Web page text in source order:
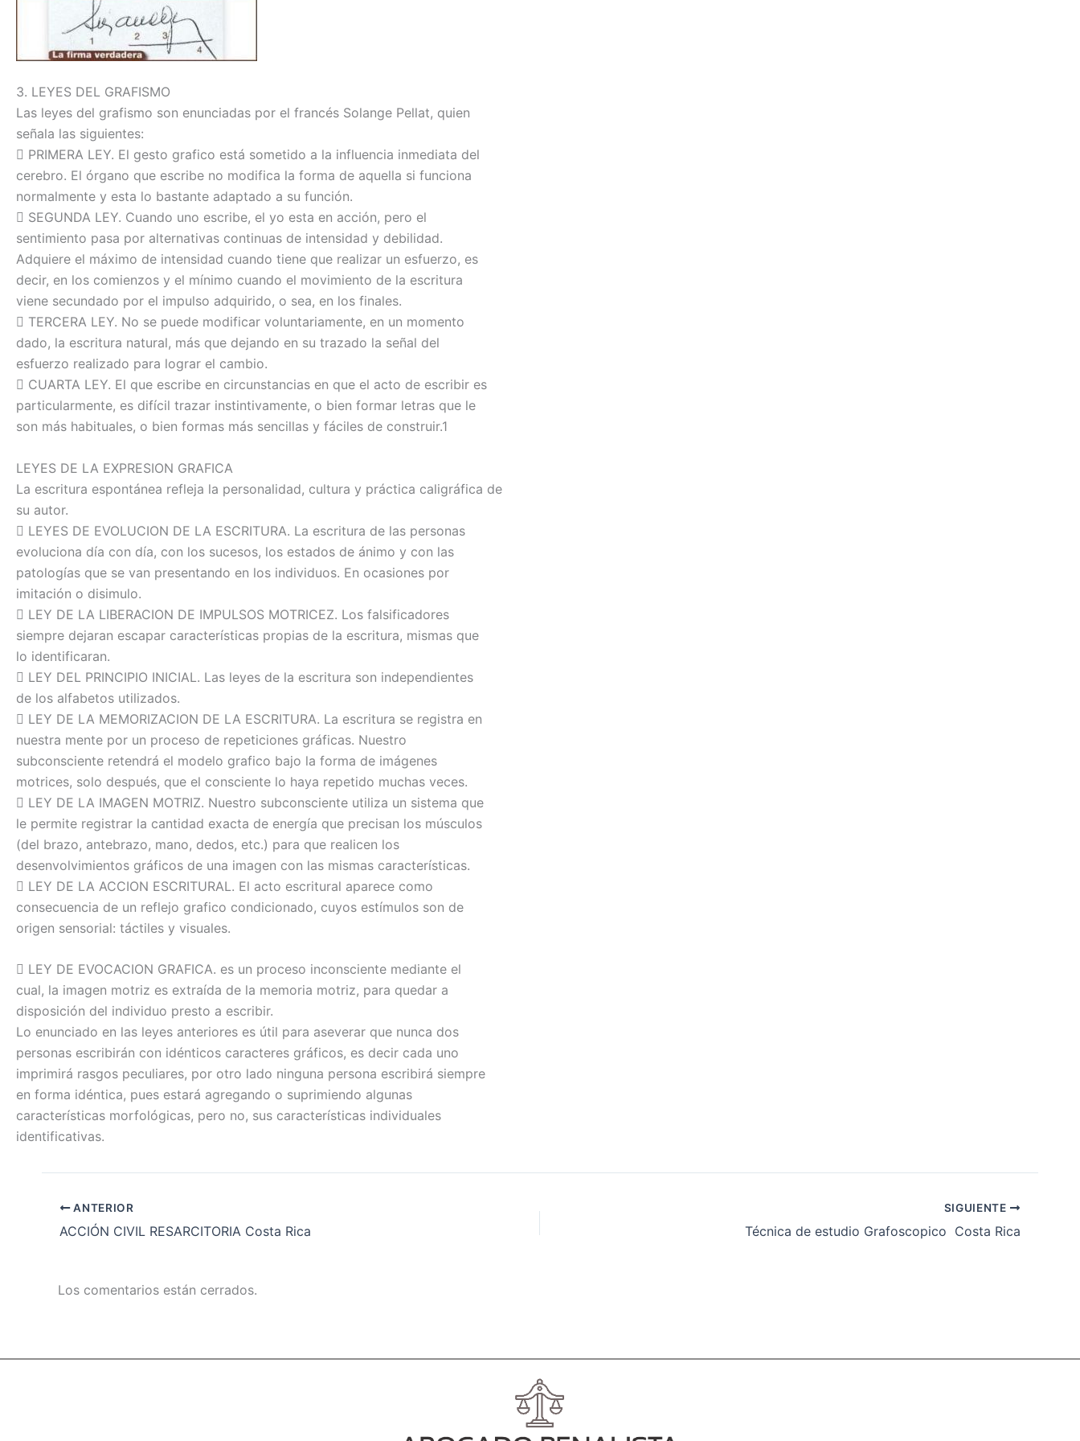
3. LEYES DEL GRAFISMO
Las leyes del grafismo son enunciadas por el francés Solange Pellat, quien
señala las siguientes:
 PRIMERA LEY. El gesto grafico está sometido a la influencia inmediata del
cerebro. El órgano que escribe no modifica la forma de aquella si funciona
normalmente y esta lo bastante adaptado a su función.
 SEGUNDA LEY. Cuando uno escribe, el yo esta en acción, pero el
sentimiento pasa por alternativas continuas de intensidad y debilidad.
Adquiere el máximo de intensidad cuando tiene que realizar un esfuerzo, es
decir, en los comienzos y el mínimo cuando el movimiento de la escritura
viene secundado por el impulso adquirido, o sea, en los finales.
 TERCERA LEY. No se puede modificar voluntariamente, en un momento
dado, la escritura natural, más que dejando en su trazado la señal del
esfuerzo realizado para lograr el cambio.
 CUARTA LEY. El que escribe en circunstancias en que el acto de escribir es
particularmente, es difícil trazar instintivamente, o bien formar letras que le
son más habituales, o bien formas más sencillas y fáciles de construir.1
LEYES DE LA EXPRESION GRAFICA
La escritura espontánea refleja la personalidad, cultura y práctica caligráfica de
su autor.
 LEYES DE EVOLUCION DE LA ESCRITURA. La escritura de las personas
evoluciona día con día, con los sucesos, los estados de ánimo y con las
patologías que se van presentando en los individuos. En ocasiones por
imitación o disimulo.
 LEY DE LA LIBERACION DE IMPULSOS MOTRICEZ. Los falsificadores
siempre dejaran escapar características propias de la escritura, mismas que
lo identificaran.
 LEY DEL PRINCIPIO INICIAL. Las leyes de la escritura son independientes
de los alfabetos utilizados.
 LEY DE LA MEMORIZACION DE LA ESCRITURA. La escritura se registra en
nuestra mente por un proceso de repeticiones gráficas. Nuestro
subconsciente retendrá el modelo grafico bajo la forma de imágenes
motrices, solo después, que el consciente lo haya repetido muchas veces.
 LEY DE LA IMAGEN MOTRIZ. Nuestro subconsciente utiliza un sistema que
le permite registrar la cantidad exacta de energía que precisan los músculos
(del brazo, antebrazo, mano, dedos, etc.) para que realicen los
desenvolvimientos gráficos de una imagen con las mismas características.
 LEY DE LA ACCION ESCRITURAL. El acto escritural aparece como
consecuencia de un reflejo grafico condicionado, cuyos estímulos son de
origen sensorial: táctiles y visuales.
 LEY DE EVOCACION GRAFICA. es un proceso inconsciente mediante el
cual, la imagen motriz es extraída de la memoria motriz, para quedar a
disposición del individuo presto a escribir.
Lo enunciado en las leyes anteriores es útil para aseverar que nunca dos
personas escribirán con idénticos caracteres gráficos, es decir cada uno
imprimirá rasgos peculiares, por otro lado ninguna persona escribirá siempre
en forma idéntica, pues estará agregando o suprimiendo algunas
características morfológicas, pero no, sus características individuales
identificativas.
ANTERIOR
ACCIÓN CIVIL RESARCITORIA Costa Rica
SIGUIENTE
Técnica de estudio Grafoscopico Costa Rica
Los comentarios están cerrados.